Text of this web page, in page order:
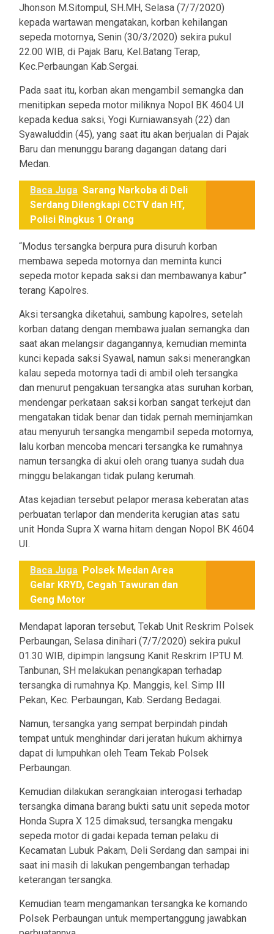
Jhonson M.Sitompul, SH.MH, Selasa (7/7/2020)
kepada wartawan mengatakan, korban kehilangan
sepeda motornya, Senin (30/3/2020) sekira pukul
22.00 WIB, di Pajak Baru, Kel.Batang Terap,
Kec.Perbaungan Kab.Sergai.
Pada saat itu, korban akan mengambil semangka dan
menitipkan sepeda motor miliknya Nopol BK 4604 UI
kepada kedua saksi, Yogi Kurniawansyah (22) dan
Syawaluddin (45), yang saat itu akan berjualan di Pajak
Baru dan menunggu barang dagangan datang dari
Medan.
Baca Juga Sarang Narkoba di Deli
Serdang Dilengkapi CCTV dan HT,
Polisi Ringkus 1 Orang
“Modus tersangka berpura pura disuruh korban
membawa sepeda motornya dan meminta kunci
sepeda motor kepada saksi dan membawanya kabur”
terang Kapolres.
Aksi tersangka diketahui, sambung kapolres, setelah
korban datang dengan membawa jualan semangka dan
saat akan melangsir dagangannya, kemudian meminta
kunci kepada saksi Syawal, namun saksi menerangkan
kalau sepeda motornya tadi di ambil oleh tersangka
dan menurut pengakuan tersangka atas suruhan korban,
mendengar perkataan saksi korban sangat terkejut dan
mengatakan tidak benar dan tidak pernah meminjamkan
atau menyuruh tersangka mengambil sepeda motornya,
lalu korban mencoba mencari tersangka ke rumahnya
namun tersangka di akui oleh orang tuanya sudah dua
minggu belakangan tidak pulang kerumah.
Atas kejadian tersebut pelapor merasa keberatan atas
perbuatan terlapor dan menderita kerugian atas satu
unit Honda Supra X warna hitam dengan Nopol BK 4604
UI.
Baca Juga Polsek Medan Area
Gelar KRYD, Cegah Tawuran dan
Geng Motor
Mendapat laporan tersebut, Tekab Unit Reskrim Polsek
Perbaungan, Selasa dinihari (7/7/2020) sekira pukul
01.30 WIB, dipimpin langsung Kanit Reskrim IPTU M.
Tanbunan, SH melakukan penangkapan terhadap
tersangka di rumahnya Kp. Manggis, kel. Simp III
Pekan, Kec. Perbaungan, Kab. Serdang Bedagai.
Namun, tersangka yang sempat berpindah pindah
tempat untuk menghindar dari jeratan hukum akhirnya
dapat di lumpuhkan oleh Team Tekab Polsek
Perbaungan.
Kemudian dilakukan serangkaian interogasi terhadap
tersangka dimana barang bukti satu unit sepeda motor
Honda Supra X 125 dimaksud, tersangka mengaku
sepeda motor di gadai kepada teman pelaku di
Kecamatan Lubuk Pakam, Deli Serdang dan sampai ini
saat ini masih di lakukan pengembangan terhadap
keterangan tersangka.
Kemudian team mengamankan tersangka ke komando
Polsek Perbaungan untuk mempertanggung jawabkan